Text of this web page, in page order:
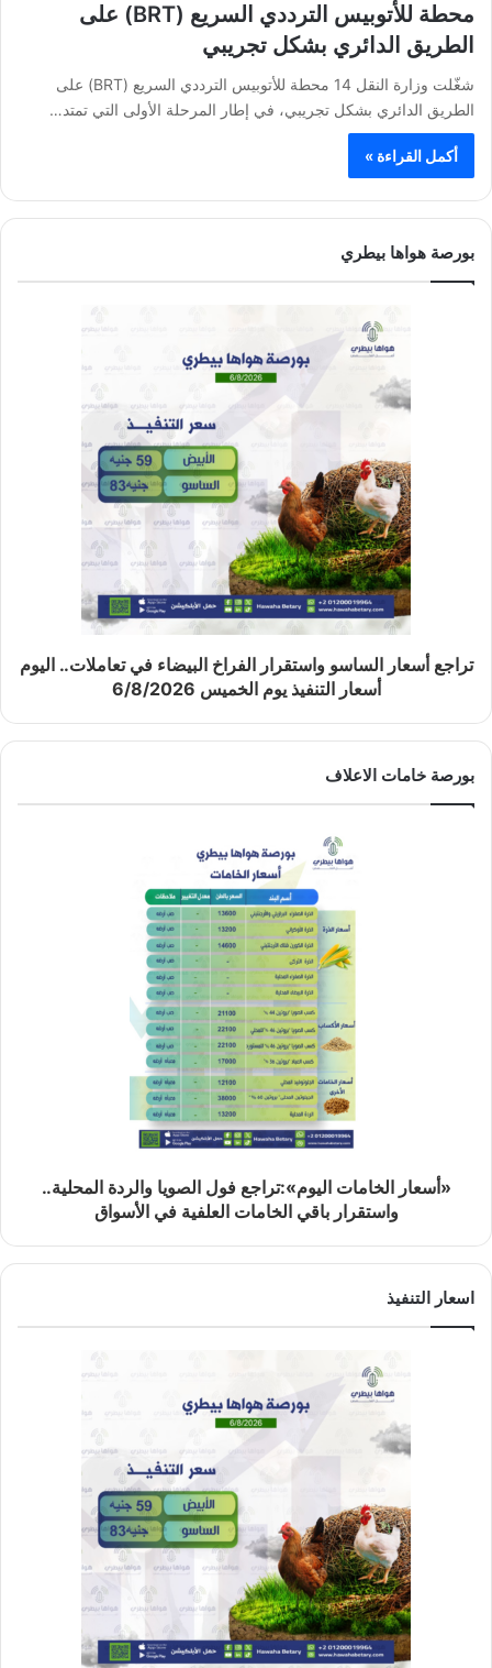
محطة للأتوبيس الترددي السريع (BRT) على
الطريق الدائري بشكل تجريبي
شغّلت وزارة النقل 14 محطة للأتوبيس الترددي السريع (BRT) على
الطريق الدائري بشكل تجريبي، في إطار المرحلة الأولى التي تمتد…
أكمل القراءة »
بورصة هواها بيطري
تراجع أسعار الساسو واستقرار الفراخ البيضاء في تعاملات.. اليوم
أسعار التنفيذ يوم الخميس 6/8/2026
بورصة خامات الاعلاف
«أسعار الخامات اليوم»:تراجع فول الصويا والردة المحلية..
واستقرار باقي الخامات العلفية في الأسواق
اسعار التنفيذ